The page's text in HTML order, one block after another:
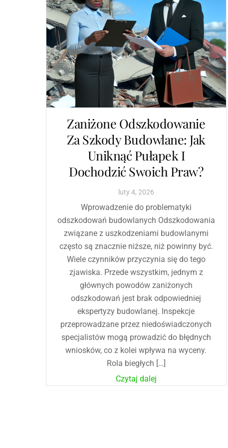
Zaniżone Odszkodowanie
Za Szkody Budowlane: Jak
Uniknąć Pułapek I
Dochodzić Swoich Praw?
luty4, 2026
Wprowadzenie do problematyki
odszkodowań budowlanych Odszkodowania
związane z uszkodzeniami budowlanymi
często są znacznie niższe, niż powinny być.
Wiele czynników przyczynia się do tego
zjawiska. Przede wszystkim, jednym z
głównych powodów zaniżonych
odszkodowań jest brak odpowiedniej
ekspertyzy budowlanej. Inspekcje
przeprowadzane przez niedoświadczonych
specjalistów mogą prowadzić do błędnych
wniosków, co z kolei wpływa na wyceny.
Rola biegłych […]
Czytaj dalej